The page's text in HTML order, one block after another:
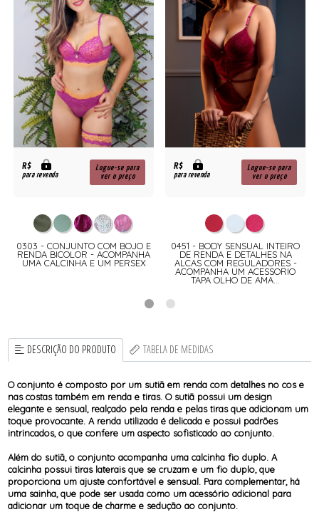
R$
para revenda
Logue-se para
ver o preço
0303 - CONJUNTO COM BOJO E
RENDA BICOLOR - ACOMPANHA
UMA CALCINHA E UM PERSEX
R$
para revenda
Logue-se para
ver o preço
0451 - BODY SENSUAL INTEIRO
DE RENDA E DETALHES NA
ALCAS COM REGULADORES -
ACOMPANHA UM ACESSORIO
TAPA OLHO DE AMA...
DESCRIÇÃO DO PRODUTO TABELA DE MEDIDAS
O conjunto é composto por um sutiã em renda com detalhes no cos e
nas costas também em renda e tiras. O sutiã possui um design
elegante e sensual, realçado pela renda e pelas tiras que adicionam um
toque provocante. A renda utilizada é delicada e possui padrões
intrincados, o que confere um aspecto sofisticado ao conjunto.
Além do sutiã, o conjunto acompanha uma calcinha fio duplo. A
calcinha possui tiras laterais que se cruzam e um fio duplo, que
proporciona um ajuste confortável e sensual. Para complementar, há
uma sainha, que pode ser usada como um acessório adicional para
adicionar um toque de charme e sedução ao conjunto.